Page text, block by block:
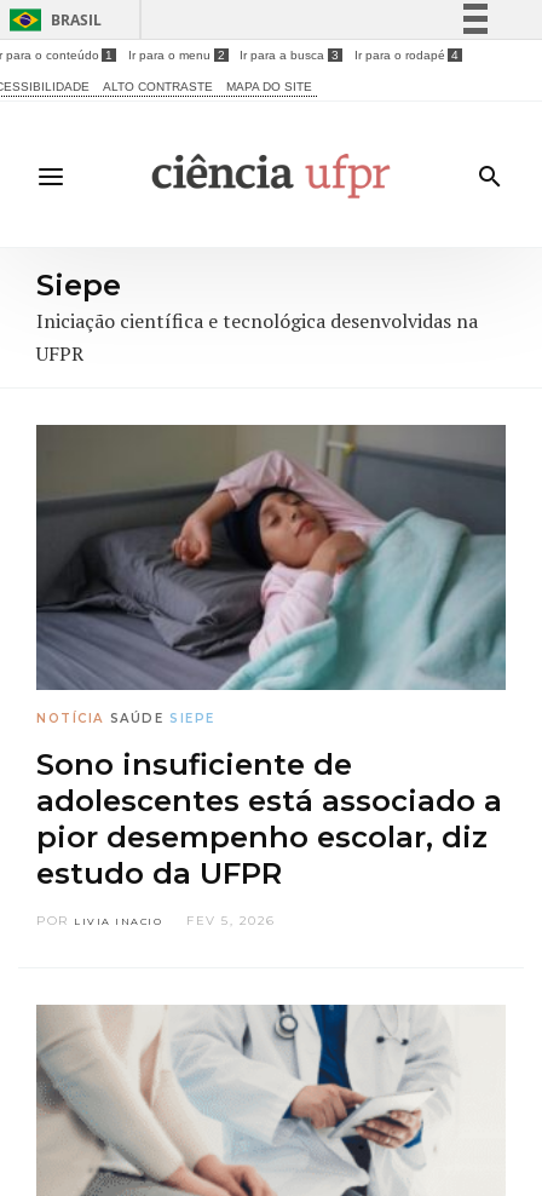
BRASIL
Simplifique!
Acesso à informação
Legislação
para o conteúdo 1 Ir para o menu 2 Ir para a busca 3 Ir para o rodapé 4
ALTO CONTRASTE MAPA DO SITE
Siepe
Iniciação científica e tecnológica desenvolvidas na
UFPR
NOTÍCIA SAÚDE SIEPE
Sono insuficiente de
adolescentes está associado a
pior desempenho escolar, diz
estudo da UFPR
POR LIVIA INACIO FEV 5, 2026